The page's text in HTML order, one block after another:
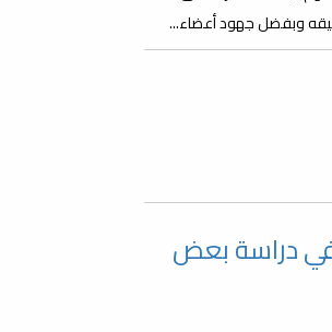
وبفضل جهود أعضاء...
في دراسة بعض